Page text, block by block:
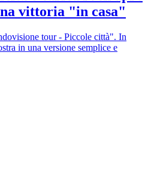
vittoria "in casa"
tour - Piccole città". In
in una versione semplice e